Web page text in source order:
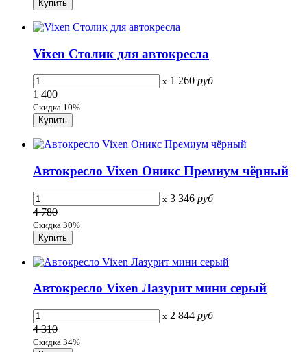
Vixen Столик для автокресла
x 1 260 руб
1 400
Скидка 10%
Автокресло Vixen Оникс Премиум чёрный
x 3 346 руб
4 780
Скидка 30%
Автокресло Vixen Лазурит мини серый
x 2 844 руб
4 310
Скидка 34%